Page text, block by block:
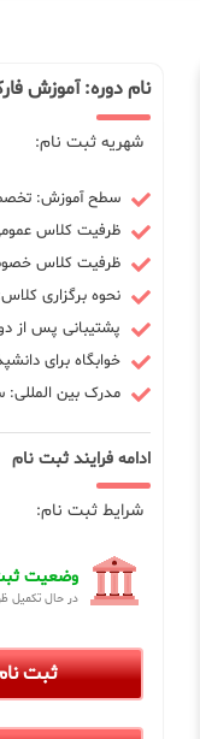
نام دوره: آموزش
شهریه ثبت نام:
سطح آموزش:
ظرفیت کلاس عمومی: 10
ظرفیت کلاس خصوصی:
نحوه برگزاری
پشتیبانی پس از دوره:
خوابگاه برای
مدرک بین المللی:
ادامه فرایند ثبت نام
شرایط ثبت نام:
وضعیت
در حال تکمیل
ثبت